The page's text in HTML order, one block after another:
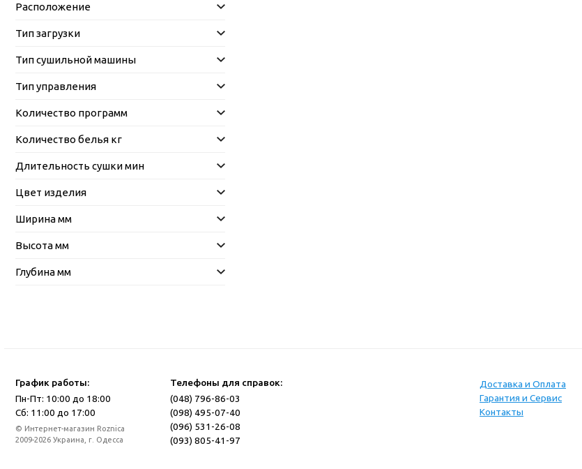
Расположение
Тип загрузки
Тип сушильной машины
Тип управления
Количество программ
Количество белья кг
Длительность сушки мин
Цвет изделия
Ширина мм
Высота мм
Глубина мм
График работы:
Пн-Пт: 10:00 до 18:00
Сб: 11:00 до 17:00
© Интернет-магазин Roznica
2009-2026 Украина, г. Одесса
Телефоны для справок:
(048) 796-86-03
(098) 495-07-40
(096) 531-26-08
(093) 805-41-97
Доставка и Оплата
Гарантия и Сервис
Контакты